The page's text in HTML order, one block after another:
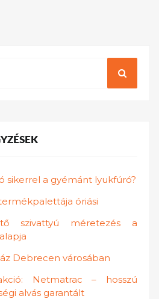
sikerrel a gyémánt lyukfúró?
óriási
szivattyú méretezés a
Debrecen városában
Netmatrac – hosszú
alvás garantált